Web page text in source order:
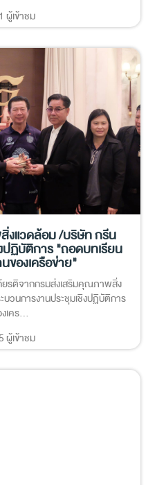
ผู้เข้าชม
งแวดล้อม /บริษัท กรีน
ปฏิบัติการ "ถอดบทเรียน
ของเครือข่าย"
ยรติจากกรมส่งเสริมคุณภาพสิ่ง
วนการงานประชุมเชิงปฏิบัติการ
เคร...
ผู้เข้าชม